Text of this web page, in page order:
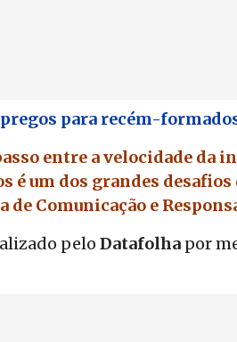
para recém-
entre a velocidade da
é um dos grandes desafios
de Comunicação e
pelo Datafolha por